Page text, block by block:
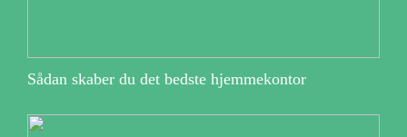
Sådan skaber du det bedste hjemmekontor